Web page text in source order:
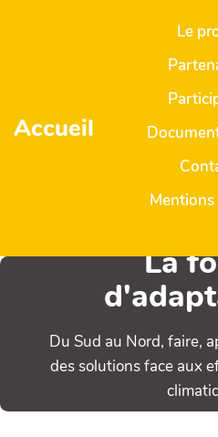
Aller au contenu principal
Accueil
Le
Mentions
La
Du Sud au Nord, faire,
des solutions face aux